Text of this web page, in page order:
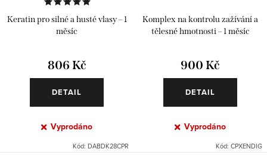
Keratin pro silné a husté vlasy – 1
měsíc
806 Kč
DETAIL
Vyprodáno
Kód: DABDK28CPR
Komplex na kontrolu zažívání a
tělesné hmotnosti – 1 měsíc
900 Kč
DETAIL
Vyprodáno
Kód: CPXENDIG